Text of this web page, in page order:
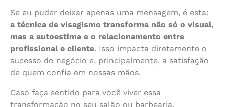
Se eu puder deixar apenas uma mensagem, é esta:
a técnica de visagismo transforma não só o visual,
mas a autoestima e o relacionamento entre
profissional e cliente. Isso impacta diretamente o
sucesso do negócio e, principalmente, a satisfação
de quem confia em nossas mãos.
Caso faça sentido para você viver essa
transformação no seu salão ou barbearia,